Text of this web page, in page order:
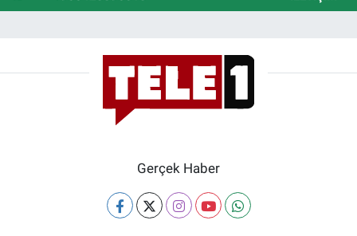
Gerçek Haber